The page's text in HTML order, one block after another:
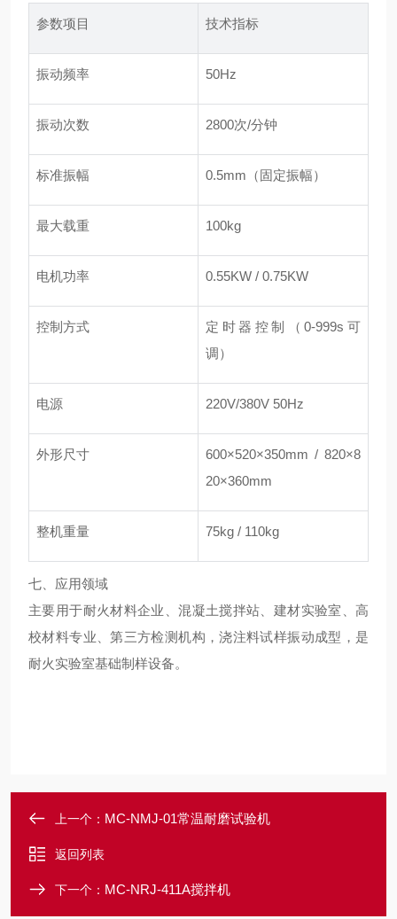
参数项目 技术指标
振动频率 50Hz
振动次数 2800次/分钟
标准振幅 0.5mm（固定振幅）
最大载重 100kg
电机功率 0.55KW / 0.75KW
控制方式
定时器控制（0-999s可
调）
电源 220V/380V 50Hz
外形尺寸
600×520×350mm / 820×8
20×360mm
整机重量 75kg / 110kg
七、 应用领域
主要用于耐火材料企业、混凝土搅拌站、建材实验室、高
校材料专业、第三方检测机构，浇注料试样振动成型，是
耐火实验室基础制样设备。
上一个： MC-NMJ-01常温耐磨试验机
返回列表
下一个： MC-NRJ-411A搅拌机